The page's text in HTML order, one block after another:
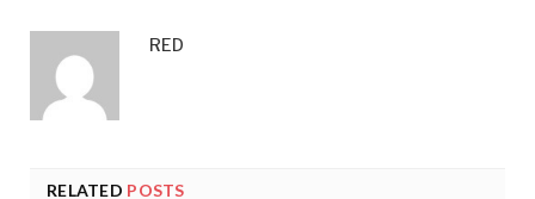
RED
RELATED POSTS